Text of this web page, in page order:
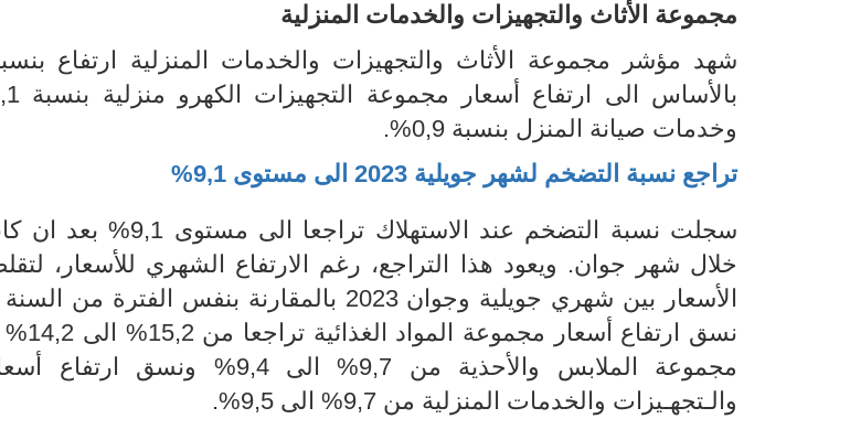
مجموعة الأثاث والتجهيزات والخدمات المنزلية
شهد مؤشر مجموعة الأثاث والتجهيزات والخدمات المنزلية
وخدمات صيانة المنزل بنسبة 0,9%.
تراجع نسبة التضخم لشهر جويلية 2023 الى مستوى 9,1%
سجلت نسبة التضخم عند الاستهلاك تراجعا الى مستوى 9,1%
خلال شهر جوان. ويعود هذا التراجع، رغم الارتفاع الشهري للأسعار،
الأسعار بين شهري جويلية وجوان 2023 بالمقارنة بنفس
نسق
مجموعة الملابس والأحذية من 9,7% الى 9,4% ونسق ارتفاع
والـتجهـيزات والخدمات المنزلية من 9,7% الى 9,5%.